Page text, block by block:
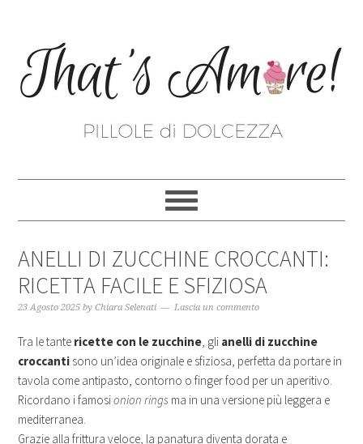
ANELLI DI ZUCCHINE CROCCANTI:
RICETTA FACILE E SFIZIOSA
23 Agosto 2025 byChiara Selenati Lascia un commento
Tra le tante ricette con le zucchine, gli anelli di zucchine
croccanti sono un’idea originale e sfiziosa, perfetta da portare in
tavola come antipasto, contorno o finger food per un aperitivo.
Ricordano i famosionion rings ma in una versione più leggera e
mediterranea.
Grazie alla frittura veloce, la panatura diventa dorata e